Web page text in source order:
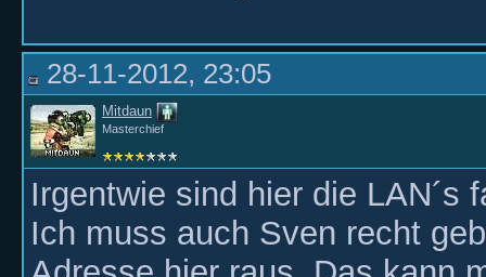
28-11-2012, 23:05
Mitdaun
Masterchief
Irgentwie sind hier die LAN´s
Ich muss auch Sven recht